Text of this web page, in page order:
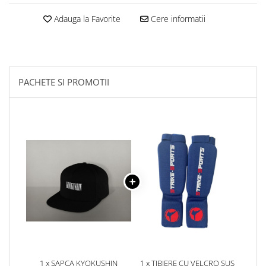
Palmare/Palete Box/Arte Martiale
Manechini Arte Martiale
Echipament Antrenori
Imbracaminte sport
Bluze / Hanorace/Geci
Sepci / Caciuli
Echipament compresie
Genti Echipament
Proteze/Protectii dentare
Incaltaminte
Adauga la Favorite Cere informatii
PACHETE SI PROMOTII
1 x SAPCA KYOKUSHIN
1 x TIBIERE CU VELCRO SUS